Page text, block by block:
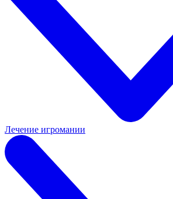
Лечение игромании